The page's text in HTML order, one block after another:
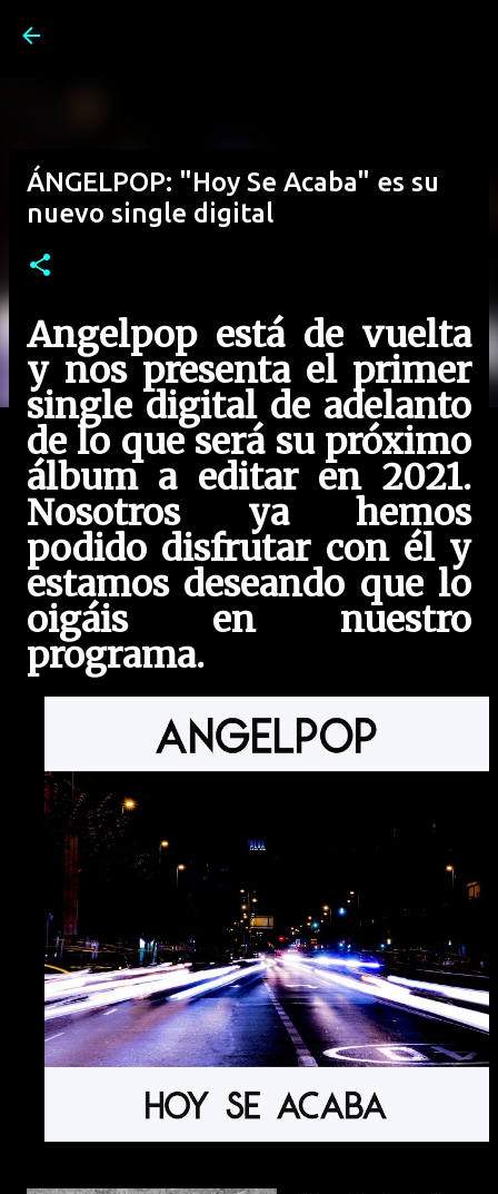
ÁNGELPOP: "Hoy Se Acaba" es su
nuevo single digital
Angelpop está de vuelta
y nos presenta el primer
single digital de adelanto
de lo que será su próximo
álbum a editar en 2021.
Nosotros ya hemos
podido disfrutar con él y
estamos deseando que lo
oigáis en nuestro
programa.